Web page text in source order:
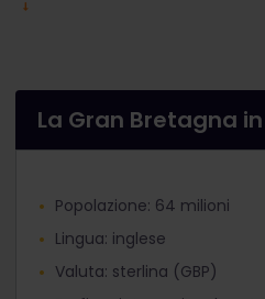
La Gran Bretagna
Popolazione: 64 milioni
Lingua: inglese
Valuta: sterlina (GBP)